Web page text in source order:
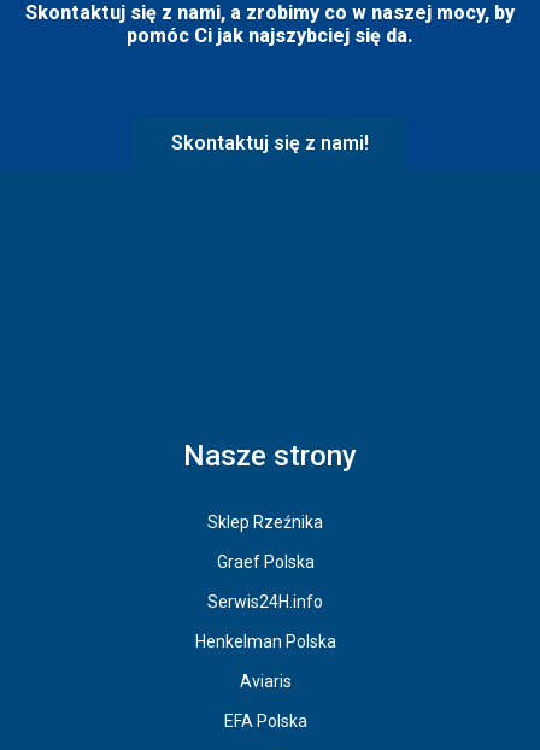
Skontaktuj się z nami, a zrobimy co w naszej mocy, by
pomóc Ci jak najszybciej się da.
Skontaktuj się z nami!
Nasze strony
Sklep Rzeźnika
Graef Polska
Serwis24H.info
Henkelman Polska
Aviaris
EFA Polska